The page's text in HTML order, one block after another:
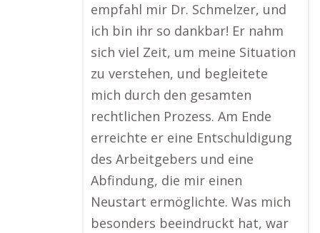
empfahl mir Dr. Schmelzer, und
ich bin ihr so dankbar! Er nahm
sich viel Zeit, um meine Situation
zu verstehen, und begleitete
mich durch den gesamten
rechtlichen Prozess. Am Ende
erreichte er eine Entschuldigung
des Arbeitgebers und eine
Abfindung, die mir einen
Neustart ermöglichte. Was mich
besonders beeindruckt hat, war